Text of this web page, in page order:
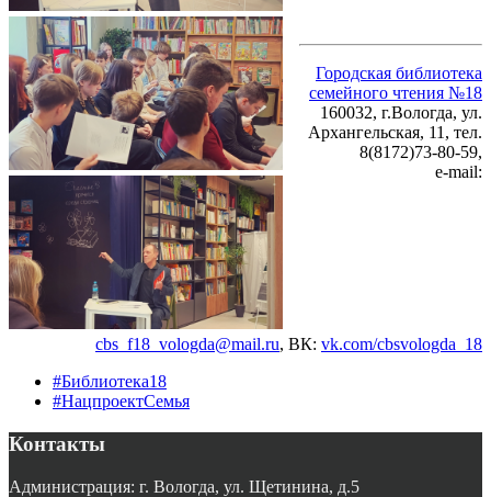
Городская библиотека
семейного чтения №18
160032, г.Вологда, ул.
Архангельская, 11, тел.
8(8172)73-80-59,
e-mail:
cbs_f18_vologda@mail.ru, ВК: vk.com/cbsvologda_18
#Библиотека18
#НацпроектСемья
Контакты
Администрация: г. Вологда, ул. Щетинина, д.5